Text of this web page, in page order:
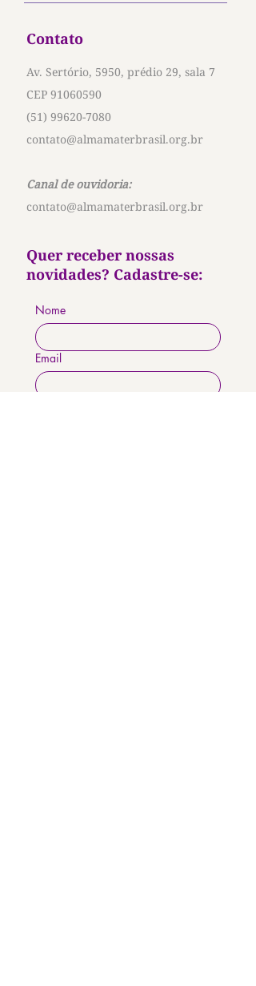
Contato
Av. Sertório, 5950, prédio 29, sala 7
CEP 91060590
(51) 99620-7080
contato@almamaterbrasil.org.br
Canal de ouvidoria:
contato@almamaterbrasil.org.br
Quer receber nossas
novidades? Cadastre-se:
Nome
Email